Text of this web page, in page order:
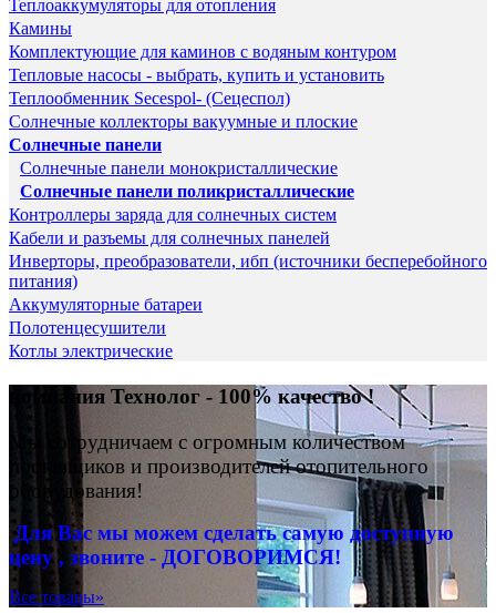
Теплоаккумуляторы для отопления
Камины
Комплектующие для каминов с водяным контуром
Тепловые насосы - выбрать, купить и установить
Теплообменник Secespol- (Сецеспол)
Солнечные коллекторы вакуумные и плоские
Солнечные панели
Солнечные панели монокристаллические
Солнечные панели поликристаллические
Контроллеры заряда для солнечных систем
Кабели и разъемы для солнечных панелей
Инверторы, преобразователи, ибп (источники бесперебойного
питания)
Аккумуляторные батареи
Полотенцесушители
Котлы электрические
компания Технолог - 100% качество !
Мы сотрудничаем с огромным количеством
поставщиков и производителей отопительного
оборудования!
Для Вас мы можем сделать самую доступную
цену , звоните - ДОГОВОРИМСЯ!
Все товары»